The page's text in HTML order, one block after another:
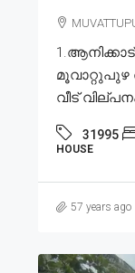
മൂവാറ്റുപുഴ
വീട്
31995
HOUSE
57 years ago